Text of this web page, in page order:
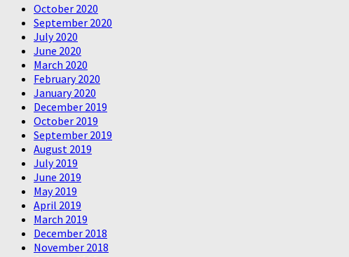
October 2020
September 2020
July 2020
June 2020
March 2020
February 2020
January 2020
December 2019
October 2019
September 2019
August 2019
July 2019
June 2019
May 2019
April 2019
March 2019
December 2018
November 2018